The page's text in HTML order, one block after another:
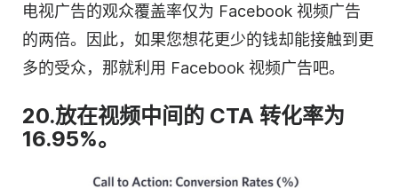
电视广告的观众覆盖率仅为 Facebook 视频广告
的两倍。因此，如果您想花更少的钱却能接触到更
多的受众，那就利用 Facebook 视频广告吧。
20.放在视频中间的 CTA 转化率为
16.95%。